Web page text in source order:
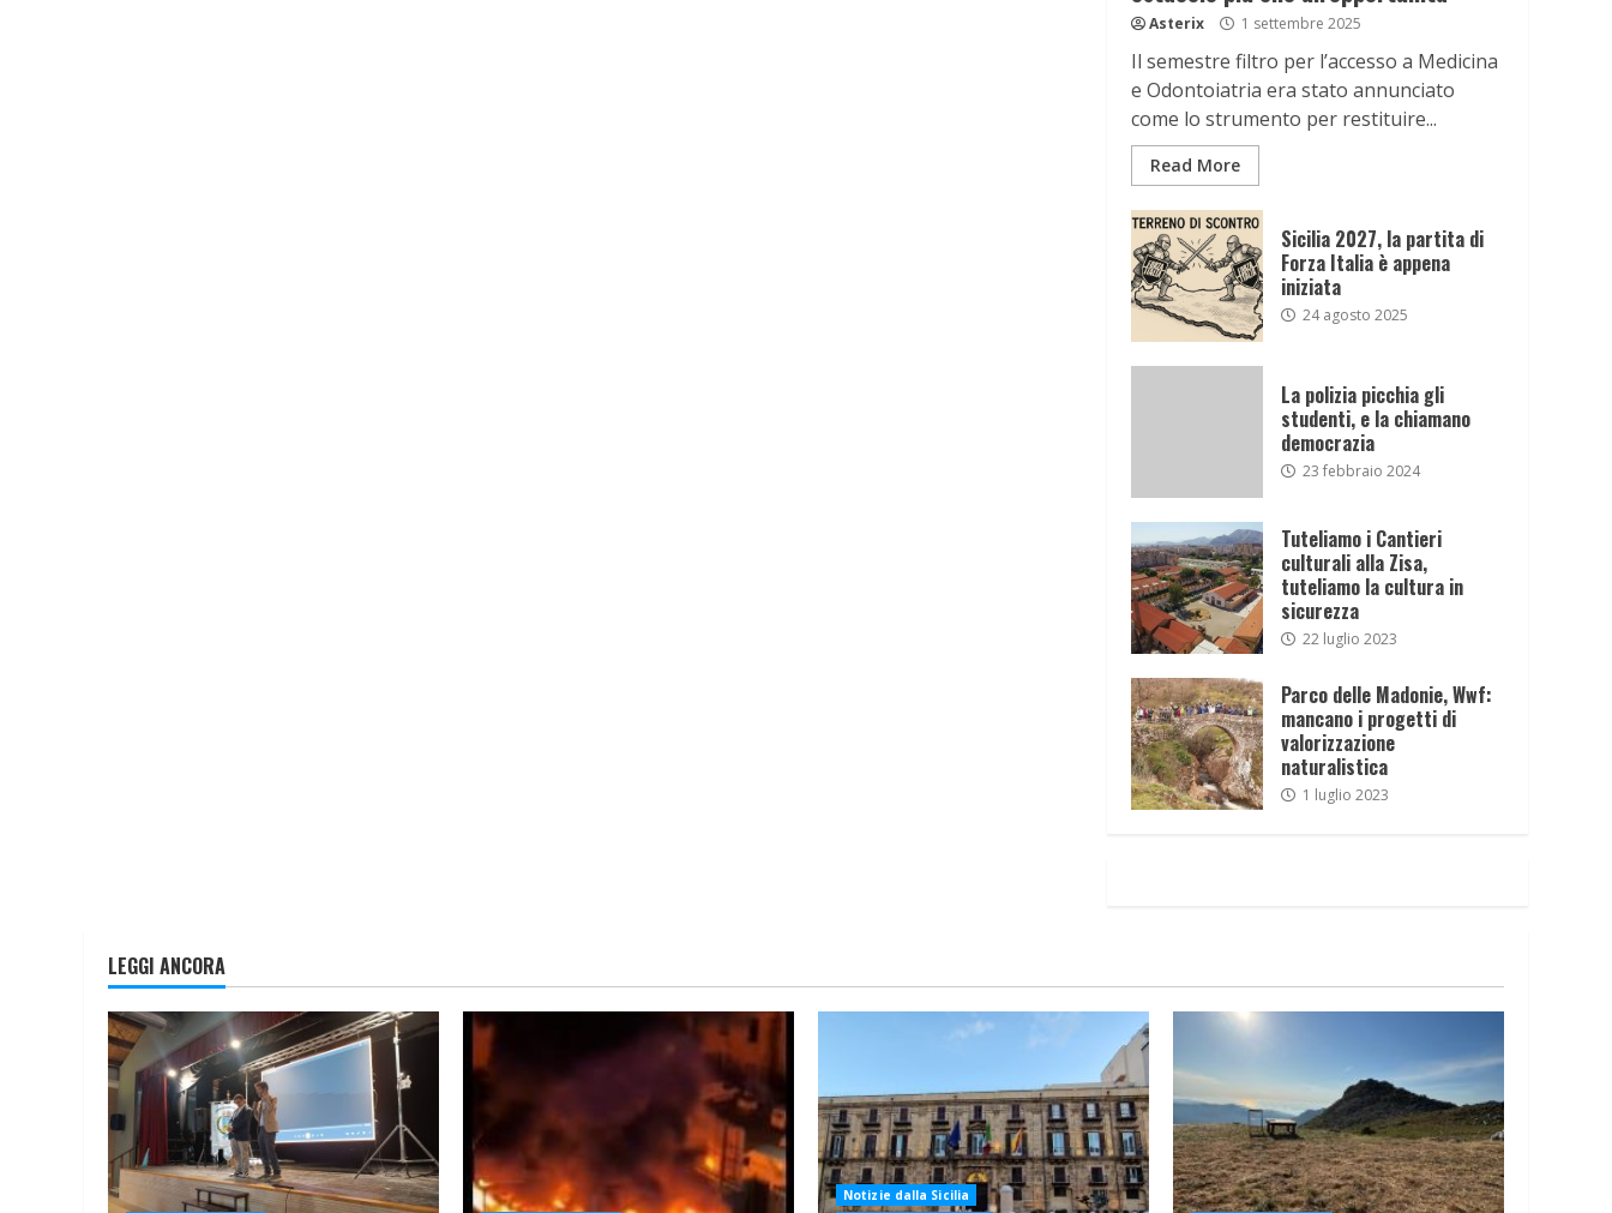
Asterix 1 settembre 2025
Il semestre filtro per l’accesso a Medicina
e Odontoiatria era stato annunciato
come lo strumento per restituire...
Read More
Sicilia 2027, la partita di
Forza Italia è appena
iniziata
24 agosto 2025
La polizia picchia gli
studenti, e la chiamano
democrazia
23 febbraio 2024
Tuteliamo i Cantieri
culturali alla Zisa,
tuteliamo la cultura in
sicurezza
22 luglio 2023
Parco delle Madonie, Wwf:
mancano i progetti di
valorizzazione
naturalistica
1 luglio 2023
LEGGI ANCORA
Notizie dalla Sicilia